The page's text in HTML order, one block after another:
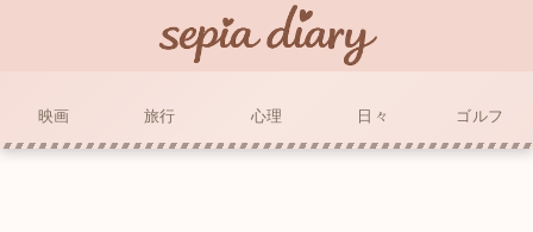
映画 旅行 心理 日々 ゴルフ